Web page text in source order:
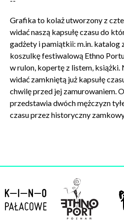
Administratorem danych
Kultury ZAMEK z siedzibą w
się z informacjami
osobowych, które są zawarte
WYŚLIJ
Grafika to kolaż utworzony z
widać naszą kapsułę czasu do
gadżety i pamiątkii: m.in. katalog
koszulkę festiwalową Ethno
w rulon, kopertę z listem, książki.
widać zamkniętą już kapsułę
chwilę przed jej zamurowaniem.
przedstawia dwóch mężczyzn
czasu przez historyczny